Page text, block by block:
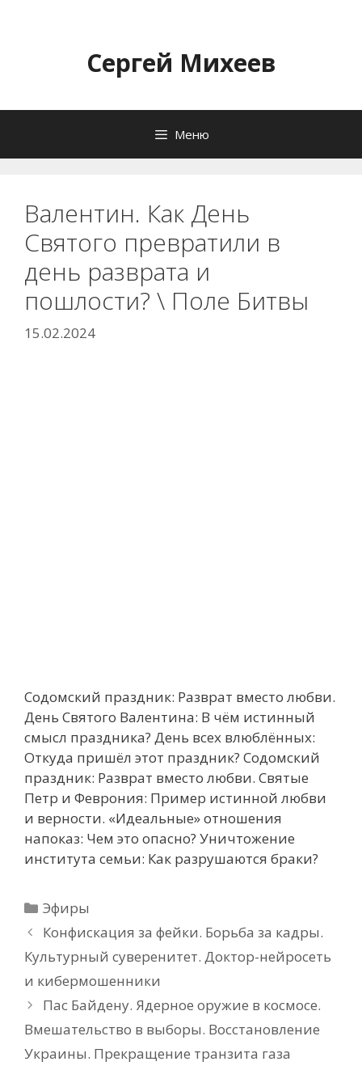
содержимомуСергей Михеев
Меню
Валентин. Как День
Святого превратили в
день разврата и
пошлости? \ Поле Битвы
15.02.2024
Содомский праздник: Разврат вместо любви.
День Святого Валентина: В чём истинный
смысл праздника? День всех влюблённых:
Откуда пришёл этот праздник? Содомский
праздник: Разврат вместо любви. Святые
Петр и Феврония: Пример истинной любви
и верности. «Идеальные» отношения
напоказ: Чем это опасно? Уничтожение
института семьи: Как разрушаются браки?
Рубрики
Эфиры
Конфискация за фейки. Борьба за кадры.
Культурный суверенитет. Доктор-нейросеть
и кибермошенники
Пас Байдену. Ядерное оружие в космосе.
Вмешательство в выборы. Восстановление
Украины. Прекращение транзита газа